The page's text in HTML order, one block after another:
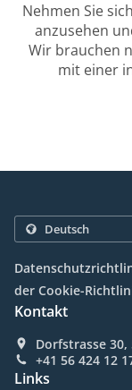
Nehmen Sie
anzusehen
Wir brauchen
mit einer
der Cookie-
Kontakt
Dorfstrasse
+41 56 424 12
Links